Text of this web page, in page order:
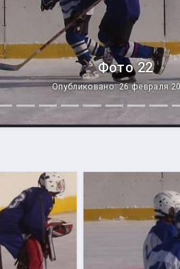
Фото 22
Опубликовано: 26 февраля